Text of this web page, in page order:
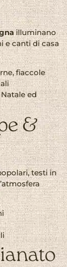
illuminano
e canti di casa
fiaccole
ed
&
testi in